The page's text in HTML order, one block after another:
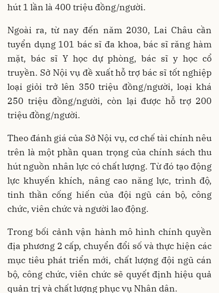
hút 1 lần là 400 triệu đồng/người.
Ngoài ra, từ nay đến năm 2030, Lai Châu cần
tuyển dụng 101 bác sĩ đa khoa, bác sĩ răng hàm
mặt, bác sĩ Y học dự phòng, bác sĩ y học cổ
truyền. Sở Nội vụ đề xuất hỗ trợ bác sĩ tốt nghiệp
loại giỏi trở lên 350 triệu đồng/người, loại khá
250 triệu đồng/người, còn lại được hỗ trợ 200
triệu đồng/người.
Theo đánh giá của Sở Nội vụ, cơ chế tài chính nêu
trên là một phần quan trọng của chính sách thu
hút nguồn nhân lực có chất lượng. Từ đó tạo động
lực khuyến khích, nâng cao năng lực, trình độ,
tinh thần cống hiến của đội ngũ cán bộ, công
chức, viên chức và người lao động.
Trong bối cảnh vận hành mô hình chính quyền
địa phương 2 cấp, chuyển đổi số và thực hiện các
mục tiêu phát triển mới, chất lượng đội ngũ cán
bộ, công chức, viên chức sẽ quyết định hiệu quả
quản trị và chất lượng phục vụ Nhân dân.